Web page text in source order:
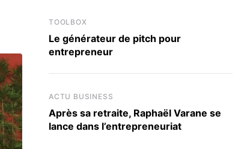
TOOLBOX
Le générateur de pitch pour
entrepreneur
ACTU BUSINESS
Après sa retraite, Raphaël Varane se
lance dans l’entrepreneuriat